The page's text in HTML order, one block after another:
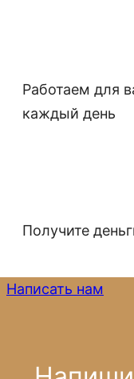
Работаем для
каждый день
Получите
Написать нам